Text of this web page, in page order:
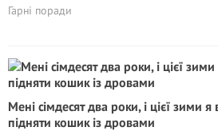
Гарні поради
Мені сімдесят два роки, і цієї зими
підняти кошик із дровами